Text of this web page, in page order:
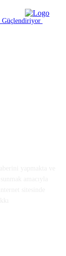
Güçlendiriyor